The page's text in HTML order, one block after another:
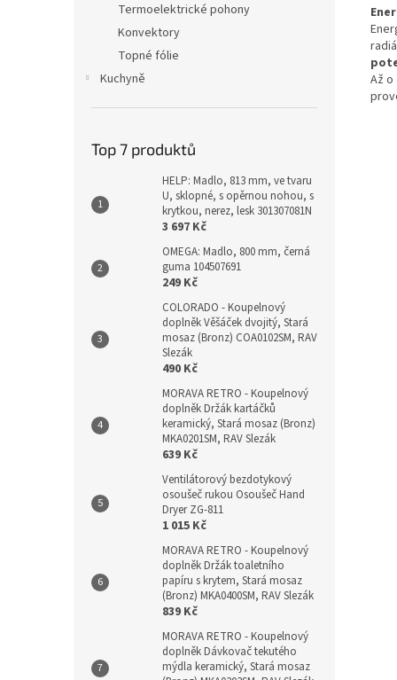
Termoelektrické pohony
Konvektory
Topné fólie
Kuchyně
Top 7 produktů
HELP: Madlo, 813 mm, ve tvaru
U, sklopné, s opěrnou nohou, s
krytkou, nerez, lesk 301307081N
3 697 Kč
OMEGA: Madlo, 800 mm, černá
guma 104507691
249 Kč
COLORADO - Koupelnový
doplněk Věšáček dvojitý, Stará
mosaz (Bronz) COA0102SM, RAV
Slezák
490 Kč
MORAVA RETRO - Koupelnový
doplněk Držák kartáčků
keramický, Stará mosaz (Bronz)
MKA0201SM, RAV Slezák
639 Kč
Ventilátorový bezdotykový
osoušeč rukou Osoušeč Hand
Dryer ZG-811
1 015 Kč
MORAVA RETRO - Koupelnový
doplněk Držák toaletního
papíru s krytem, Stará mosaz
(Bronz) MKA0400SM, RAV Slezák
839 Kč
MORAVA RETRO - Koupelnový
doplněk Dávkovač tekutého
mýdla keramický, Stará mosaz
Až